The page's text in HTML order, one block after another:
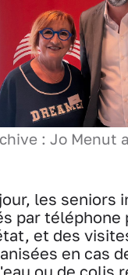
: Jo Menut
les seniors
par téléphone
et des
en cas
ou de colis